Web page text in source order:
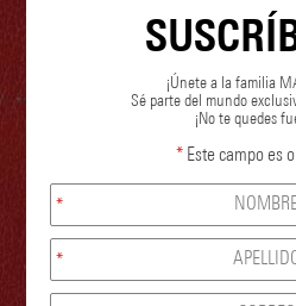
¡Únete a la familia
Sé parte del mundo
¡No te quedes
* Este campo es
*
*